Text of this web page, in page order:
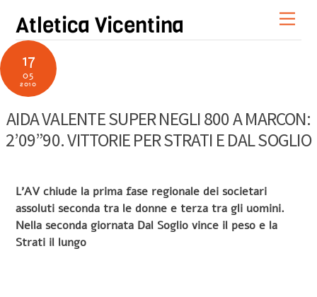
content
Atletica Vicentina
17
05
2010
AIDA VALENTE SUPER NEGLI 800 A MARCON:
2’09”90. VITTORIE PER STRATI E DAL SOGLIO
L’AV chiude la prima fase regionale dei societari
assoluti seconda tra le donne e terza tra gli uomini.
Nella seconda giornata Dal Soglio vince il peso e la
Strati il lungo